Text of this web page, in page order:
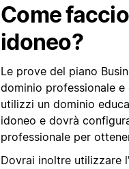
Come
idoneo?
Le prove del piano
dominio professionale e
utilizzi un dominio
idoneo e dovrà
professionale per
Dovrai inoltre utilizzare